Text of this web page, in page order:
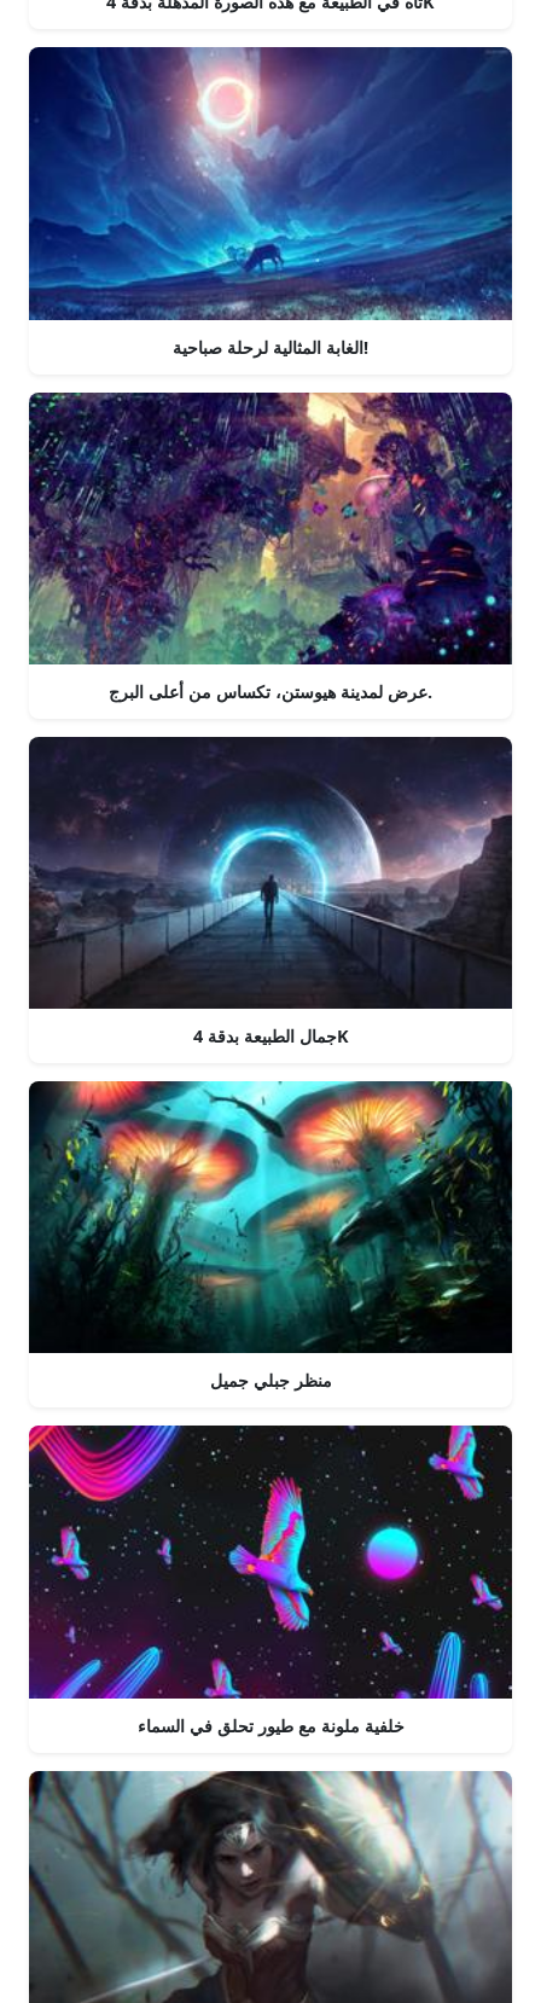
الغابة المثالية لرحلة صباحية!
عرض لمدينة هيوستن، تكساس من أعلى البرج.
جمال الطبيعة بدقة 4K
منظر جبلي جميل
خلفية ملونة مع طيور تحلق في السماء